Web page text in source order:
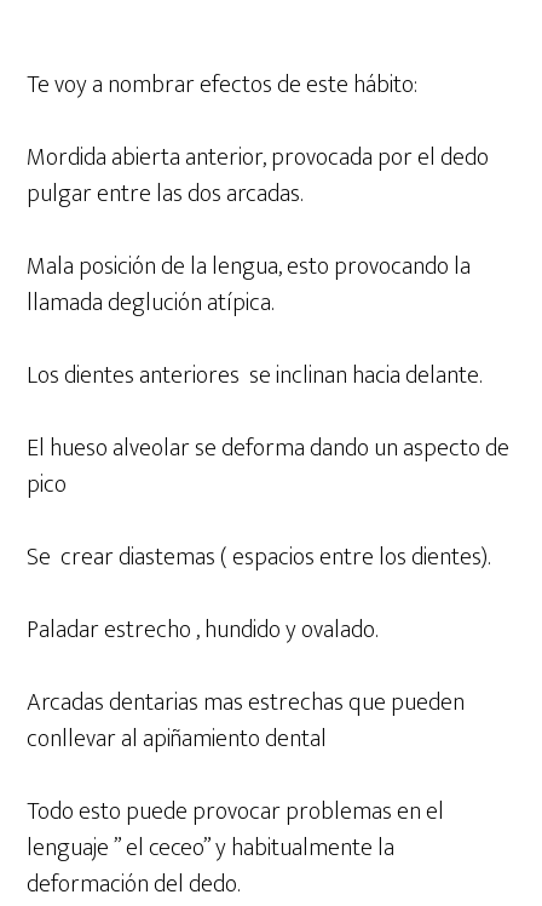
Te voy a nombrar efectos de este hábito:
Mordida abierta anterior, provocada por el dedo
pulgar entre las dos arcadas.
Mala posición de la lengua, esto provocando la
llamada deglución atípica.
Los dientes anteriores se inclinan hacia delante.
El hueso alveolar se deforma dando un aspecto de
pico
Se crear diastemas ( espacios entre los dientes).
Paladar estrecho , hundido y ovalado.
Arcadas dentarias mas estrechas que pueden
conllevar al apiñamiento dental
Todo esto puede provocar problemas en el
lenguaje ” el ceceo” y habitualmente la
deformación del dedo.